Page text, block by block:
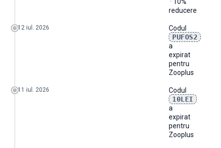
reducere
12 iul. 2026
Codul
PUFOS2
a
expirat
pentru
Zooplus
11 iul. 2026
Codul
10LEI
a
expirat
pentru
Zooplus